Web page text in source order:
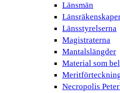
Länsmän
Länsstyrelserna
Magistraterna
Mantalslängder
Material som
Necropolis